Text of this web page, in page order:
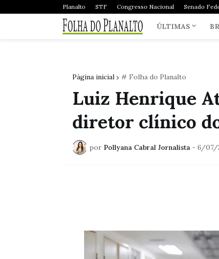
Planalto STF Congresso Nacional Senado
ÚLTIMAS
Página inicial # Folha do Planalto
Luiz Henrique
diretor clínico
por Pollyana Cabral Jornalista - 6/07/